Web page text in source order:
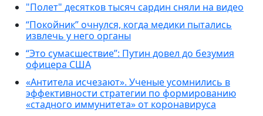
"Полет" десятков тысяч сардин сняли на видео
“Покойник” очнулся, когда медики пытались
извлечь у него органы
“Это сумасшествие”: Путин довел до безумия
офицера США
«Антитела исчезают». Ученые усомнились в
эффективности стратегии по формированию
«стадного иммунитета» от коронавируса